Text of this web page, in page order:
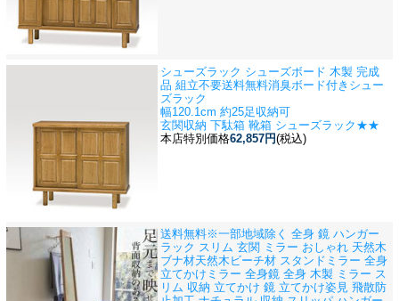
シューズラック シューズボード 木製 完成
品 組立不要送料無料消臭ボード付きシュー
ズラック
幅120.1cm 約25足収納可
玄関収納 下駄箱 靴箱 シューズラック★★
本店特別価格62,857円(税込)
送料無料※一部地域除く 全身 鏡 ハンガー
ラック スリム 玄関 ミラー おしゃれ 天然木
ブナ材天然木ビーチ材 スタンドミラー 全身
立てかけミラー 全身鏡 全身 木製 ミラー ス
リム 収納 立てかけ 鏡 立てかけ姿見 飛散防